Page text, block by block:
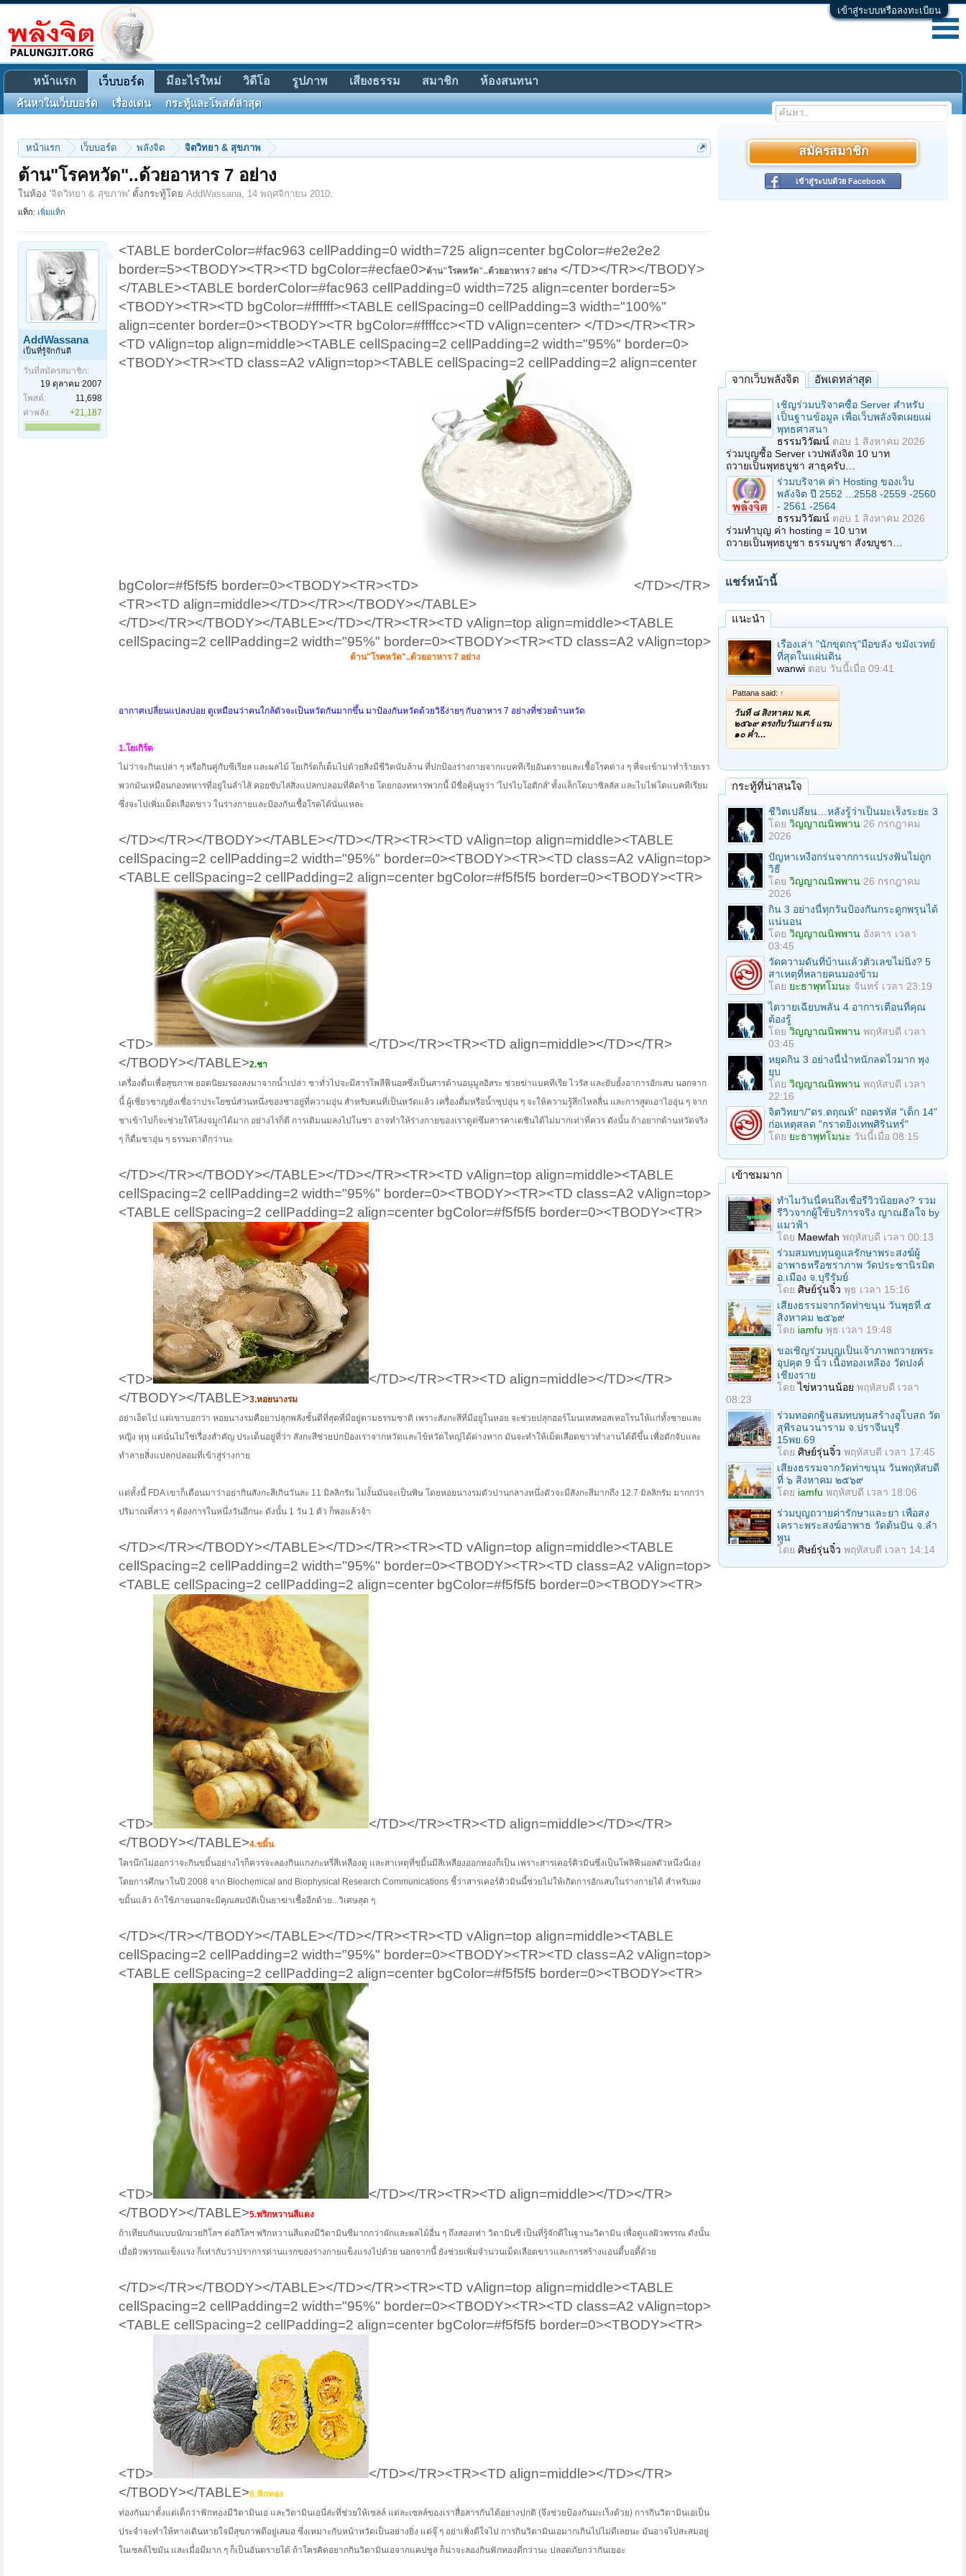
เข้าสู่ระบบหรือลงทะเบียน
หน้าแรก เว็บบอร์ด พลังจิต จิตวิทยา & สุขภาพ
ต้าน"โรคหวัด"..ด้วยอาหาร 7 อย่าง
ในห้อง 'จิตวิทยา & สุขภาพ' ตั้งกระทู้โดย AddWassana, 14 พฤศจิกายน 2010.
แท็ก: เพิ่มแท็ก
AddWassana
เป็นที่รู้จักกันดี
วันที่สมัครสมาชิก:
19 ตุลาคม 2007
โพสต์:
11,698
ค่าพลัง:
+21,187
<TABLE borderColor=#fac963 cellPadding=0 width=725 align=center bgColor=#e2e2e2
border=5><TBODY><TR><TD bgColor=#ecfae0>ต้าน"โรคหวัด"..ด้วยอาหาร 7 อย่าง </TD></TR></TBODY>
</TABLE><TABLE borderColor=#fac963 cellPadding=0 width=725 align=center border=5>
<TBODY><TR><TD bgColor=#ffffff><TABLE cellSpacing=0 cellPadding=3 width="100%"
align=center border=0><TBODY><TR bgColor=#ffffcc><TD vAlign=center> </TD></TR><TR>
<TD vAlign=top align=middle><TABLE cellSpacing=2 cellPadding=2 width="95%" border=0>
<TBODY><TR><TD class=A2 vAlign=top><TABLE cellSpacing=2 cellPadding=2 align=center
bgColor=#f5f5f5 border=0><TBODY><TR><TD>
</TD></TR>
<TR><TD align=middle></TD></TR></TBODY></TABLE>
</TD></TR></TBODY></TABLE></TD></TR><TR><TD vAlign=top align=middle><TABLE
cellSpacing=2 cellPadding=2 width="95%" border=0><TBODY><TR><TD class=A2 vAlign=top>
ต้าน"โรคหวัด"..ด้วยอาหาร 7 อย่าง
อากาศเปลี่ยนแปลงบ่อย ดูเหมือนว่าคนใกล้ตัวจะเป็นหวัดกันมากขึ้น มาป้องกันหวัดด้วยวิธีง่ายๆ กับอาหาร 7 อย่างที่ช่วยต้านหวัด
1.โยเกิร์ต
ไม่ว่าจะกินเปล่า ๆ หรือกินคู่กับซีเรียล และผลไม้ โยเกิร์ตก็เต็มไปด้วยสิ่งมีชีวิตนับล้าน ที่ปกป้องร่างกายจากแบคทีเรียอันตรายและเชื้อโรคต่าง ๆ ที่จะเข้ามาทำร้ายเรา
พวกมันเหมือนกองทหารที่อยู่ในลำไส้ คอยขับไล่สิ่งแปลกปลอมที่คิดร้าย โดยกองทหารพวกนี้ มีชื่อคุ้นหูว่า 'โปรไบโอติกส์' ทั้งแล็กโตบาซิลลัส และไบไฟโดแบคทีเรียม
ซึ่งจะไปเพิ่มเม็ดเลือดขาว ในร่างกายและป้องกันเชื้อโรคได้นั่นแหละ
</TD></TR></TBODY></TABLE></TD></TR><TR><TD vAlign=top align=middle><TABLE
cellSpacing=2 cellPadding=2 width="95%" border=0><TBODY><TR><TD class=A2 vAlign=top>
<TABLE cellSpacing=2 cellPadding=2 align=center bgColor=#f5f5f5 border=0><TBODY><TR>
<TD>
</TD></TR><TR><TD align=middle></TD></TR>
</TBODY></TABLE>2.ชา
เครื่องดื่มเพื่อสุขภาพ ยอดนิยมรองลงมาจากน้ำเปล่า ชาทั่วไปจะมีสารโพลีฟีนอลซึ่งเป็นสารต้านอนุมูลอิสระ ช่วยฆ่าแบคทีเรีย ไวรัส และยับยั้งอาการอักเสบ นอกจาก
นี้ ผู้เชี่ยวชาญยังเชื่อว่าประโยชน์ส่วนหนึ่งของชาอยู่ที่ความอุ่น สำหรับคนที่เป็นหวัดแล้ว เครื่องดื่มหรือน้ำซุปอุ่น ๆ จะให้ความรู้สึกไหลลื่น และการสูดเอาไออุ่น ๆ จาก
ชาเข้าไปก็จะช่วยให้โล่งจมูกได้มาก อย่างไรก็ดี การเติมนมลงไปในชา อาจทำให้ร่างกายของเราดูดซึมสารคาเตชินได้ไม่มากเท่าที่ควร ดังนั้น ถ้าอยากต้านหวัดจริง
ๆ ก็ดื่มชาอุ่น ๆ ธรรมดาดีกว่านะ
</TD></TR></TBODY></TABLE></TD></TR><TR><TD vAlign=top align=middle><TABLE
cellSpacing=2 cellPadding=2 width="95%" border=0><TBODY><TR><TD class=A2 vAlign=top>
<TABLE cellSpacing=2 cellPadding=2 align=center bgColor=#f5f5f5 border=0><TBODY><TR>
<TD>
</TD></TR><TR><TD align=middle></TD></TR>
</TBODY></TABLE>3.หอยนางรม
อย่าเอ็ดไป แต่เขาบอกว่า หอยนางรมคือยาปลุกพลังชั้นดีที่สุดที่มีอยู่ตามธรรมชาติ เพราะสังกะสีที่มีอยู่ในหอย จะช่วยปลุกฮอร์โมนเทสทอสเทอโรนให้แก่ทั้งชายและ
หญิง หุหุ แต่นั่นไม่ใช่เรื่องสำคัญ ประเด็นอยู่ที่ว่า สังกะสีช่วยปกป้องเราจากหวัดและไข้หวัดใหญ่ได้ต่างหาก มันจะทำให้เม็ดเลือดขาวทำงานได้ดีขึ้น เพื่อตักจับและ
ทำลายสิ่งแปลกปลอมที่เข้าสู่ร่างกาย
แต่ทั้งนี้ FDA เขาก็เตือนมาว่าอย่ากินสังกะสีเกินวันละ 11 มิลลิกรัม ไม่งั้นมันจะเป็นพิษ โดยหอยนางรมตัวปานกลางหนึ่งตัวจะมีสังกะสีมากถึง 12.7 มิลลิกรัม มากกว่า
ปริมาณที่สาว ๆ ต้องการในหนึ่งวันอีกนะ ดังนั้น 1 วัน 1 ตัว ก็พอแล้วจ้า
</TD></TR></TBODY></TABLE></TD></TR><TR><TD vAlign=top align=middle><TABLE
cellSpacing=2 cellPadding=2 width="95%" border=0><TBODY><TR><TD class=A2 vAlign=top>
<TABLE cellSpacing=2 cellPadding=2 align=center bgColor=#f5f5f5 border=0><TBODY><TR>
<TD>
</TD></TR><TR><TD align=middle></TD></TR>
</TBODY></TABLE>4.ขมิ้น
ใครนึกไม่ออกว่าจะกินขมิ้นอย่างไรก็ควรจะลองกินแกงกะหรี่สีเหลืองดู และสาเหตุที่ขมิ้นมีสีเหลืองออกทองก็เป็น เพราะสารเคอร์คิวมินซึ่งเป็นโพลิฟีนอลตัวหนึ่งนี่เอง
โดยการศึกษาในปี 2008 จาก Biochemical and Biophysical Research Communications ชี้ว่าสารเคอร์คิวมินนี้ช่วยไม่ให้เกิดการอักเสบในร่างกายได้ สำหรับผง
ขมิ้นแล้ว ถ้าใช้ภายนอกจะมีคุณสมบัติเป็นยาฆ่าเชื้ออีกด้วย...วิเศษสุด ๆ
</TD></TR></TBODY></TABLE></TD></TR><TR><TD vAlign=top align=middle><TABLE
cellSpacing=2 cellPadding=2 width="95%" border=0><TBODY><TR><TD class=A2 vAlign=top>
<TABLE cellSpacing=2 cellPadding=2 align=center bgColor=#f5f5f5 border=0><TBODY><TR>
<TD>
</TD></TR><TR><TD align=middle></TD></TR>
</TBODY></TABLE>5.พริกหวานสีแดง
ถ้าเทียบกันแบบนักมวยกิโลฯ ต่อกิโลฯ พริกหวานสีแดงมีวิตามินซีมากกว่าผักและผลไม้อื่น ๆ ถึงสองเท่า วิตามินซี เป็นที่รู้จักดีในฐานะวิตามิน เพื่อดูแลผิวพรรณ ดังนั้น
เมื่อผิวพรรณแข็งแรง ก็เท่ากับว่าปราการด่านแรกของร่างกายแข็งแรงไปด้วย นอกจากนี้ ยังช่วยเพิ่มจำนวนเม็ดเลือดขาวและการสร้างแอนตี้บอดี้ด้วย
</TD></TR></TBODY></TABLE></TD></TR><TR><TD vAlign=top align=middle><TABLE
cellSpacing=2 cellPadding=2 width="95%" border=0><TBODY><TR><TD class=A2 vAlign=top>
<TABLE cellSpacing=2 cellPadding=2 align=center bgColor=#f5f5f5 border=0><TBODY><TR>
<TD>
</TD></TR><TR><TD align=middle></TD></TR>
</TBODY></TABLE>6.ฟักทอง
ท่องกันมาตั้งแต่เด็กว่าฟักทองมีวิตามินเอ และวิตามินเอนี่ล่ะที่ช่วยให้เซลล์ แต่ละเซลล์ของเราสื่อสารกันได้อย่างปกติ (จึงช่วยป้องกันมะเร็งด้วย) การกินวิตามินเอเป็น
ประจำจะทำให้ทางเดินหายใจมีสุขภาพดีอยู่เสมอ ซึ่งเหมาะกับหน้าหวัดเป็นอย่างยิ่ง แต่จุ๊ ๆ อย่าเพิ่งดีใจไป การกินวิตามินเอมากเกินไปไม่ดีเลยนะ มันอาจไปสะสมอยู่
ในเซลล์ไขมัน และเมื่อมีมาก ๆ ก็เป็นอันตรายได้ ถ้าใครคิดอยากกินวิตามินเอจากแคปซูล ก็น่าจะลองกินฟักทองดีกว่านะ ปลอดภัยกว่ากันเยอะ
สมัครสมาชิก
เข้าสู่ระบบด้วย Facebook
จากเว็บพลังจิต อัพเดทล่าสุด
เชิญร่วมบริจาคซื้อ Server สำหรับ
เป็นฐานข้อมูล เพื่อเว็บพลังจิตเผยแผ่
พุทธศาสนา
ธรรมวิวัฒน์ ตอบ 1 สิงหาคม 2026
ร่วมบุญซื้อ Server เวปพลังจิต 10 บาท
ถวายเป็นพุทธบูชา สาธุครับ…
ร่วมบริจาค ค่า Hosting ของเว็บ
พลังจิต ปี 2552 ...2558 -2559 -2560
- 2561 -2564
ธรรมวิวัฒน์ ตอบ 1 สิงหาคม 2026
ร่วมทำบุญ ค่า hosting = 10 บาท
ถวายเป็นพุทธบูชา ธรรมบูชา สังฆบูชา…
แชร์หน้านี้
แนะนำ
เรื่องเล่า "นักขุดกรุ"มือขลัง ขมังเวทย์
ที่สุดในแผ่นดิน
wanwi ตอบ วันนี้เมื่อ 09:41
Pattana said: ↑
วันที่ ๘ สิงหาคม พ.ศ.
๒๕๖๙ ตรงกับวันเสาร์ แรม
๑๐ ค่ำ…
กระทู้ที่น่าสนใจ
ชีวิตเปลี่ยน…หลังรู้ว่าเป็นมะเร็งระยะ 3
โดย วิญญาณนิพพาน 26 กรกฎาคม
2026
ปัญหาเหงือกร่นจากการแปรงฟันไม่ถูก
วิธี
โดย วิญญาณนิพพาน 26 กรกฎาคม
2026
กิน 3 อย่างนี้ทุกวันป้องกันกระดูกพรุนได้
แน่นอน
โดย วิญญาณนิพพาน อังคาร เวลา
03:45
วัดความดันที่บ้านแล้วตัวเลขไม่นิ่ง? 5
สาเหตุที่หลายคนมองข้าม
โดย ยะธาพุทโมนะ จันทร์ เวลา 23:19
ไตวายเฉียบพลัน 4 อาการเตือนที่คุณ
ต้องรู้
โดย วิญญาณนิพพาน พฤหัสบดี เวลา
03:45
หยุดกิน 3 อย่างนี้น้ำหนักลดไวมาก พุง
ยุบ
โดย วิญญาณนิพพาน พฤหัสบดี เวลา
22:16
จิตวิทยา/"ดร.ตฤณห์" ถอดรหัส "เด็ก 14"
ก่อเหตุสลด "กราดยิงเทพศิรินทร์"
โดย ยะธาพุทโมนะ วันนี้เมื่อ 08:15
เข้าชมมาก
ทำไมวันนี้คนถึงเชื่อรีวิวน้อยลง? รวม
รีวิวจากผู้ใช้บริการจริง ญาณฮีลใจ by
แมวฟ้า
โดย Maewfah พฤหัสบดี เวลา 00:13
ร่วมสมทบทุนดูแลรักษาพระสงฆ์ผู้
อาพาธหรือชราภาพ วัดประชานิรมิต
อ.เมือง จ.บุรีรัมย์
โดย ศิษย์รุ่นจิ๋ว พุธ เวลา 15:16
เสียงธรรมจากวัดท่าขนุน วันพุธที่ ๕
สิงหาคม ๒๕๖๙
โดย iamfu พุธ เวลา 19:48
ขอเชิญร่วมบุญเป็นเจ้าภาพถวายพระ
อุปคุต 9 นิ้ว เนื้อทองเหลือง วัดปงค์
เชียงราย
โดยไข่หวานน้อย พฤหัสบดี เวลา
08:23
ร่วมทอดกฐินสมทบทุนสร้างอุโบสถ วัด
สุพีรอนวนาราม จ.ปราจีนบุรี
15พย.69
โดย ศิษย์รุ่นจิ๋ว พฤหัสบดี เวลา 17:45
เสียงธรรมจากวัดท่าขนุน วันพฤหัสบดี
ที่ ๖ สิงหาคม ๒๕๖๙
โดย iamfu พฤหัสบดี เวลา 18:06
ร่วมบุญถวายค่ารักษาและยา เพื่อสง
เคราะพระสงฆ์อาพาธ วัดต้นปัน จ.ลํา
พูน
โดย ศิษย์รุ่นจิ๋ว พฤหัสบดี เวลา 14:14
หน้าแรก เว็บบอร์ด
ค้นหาในเว็บบอร์ด เรื่องเด่น กระทู้และโพสต์ล่าสุด
มีอะไรใหม่ วิดีโอ รูปภาพ เสียงธรรม สมาชิก ห้องสนทนา